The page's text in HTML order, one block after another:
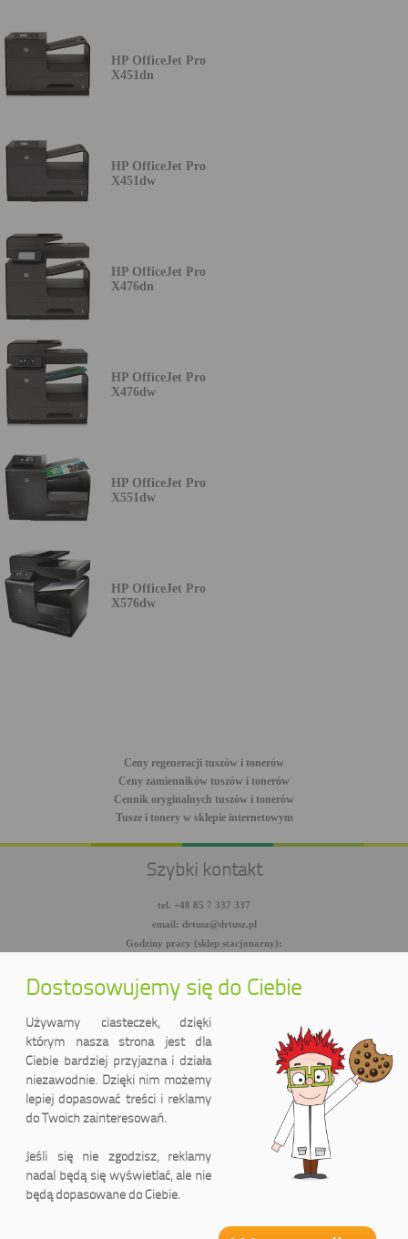
HP OfficeJet Pro
X451dn
HP OfficeJet Pro
X451dw
HP OfficeJet Pro
X476dn
HP OfficeJet Pro
X476dw
HP OfficeJet Pro
X551dw
HP OfficeJet Pro
X576dw
Ceny regeneracji tuszów i tonerów
Ceny zamienników tuszów i tonerów
Cennik oryginalnych tuszów i tonerów
Tusze i tonery w sklepie internetowym
Szybki kontakt
tel. +48 85 7 337 337
email: drtusz@drtusz.pl
Godziny pracy (sklep stacjonarny):
facebook.com/DrTusz
youtube.com/DrTusz
DrTusz Sp. z o.o.
(Pasaż handlowy LIDER)
Dostosowujemy się do Ciebie
Używamy ciasteczek, dzięki
którym nasza strona jest dla
Ciebie bardziej przyjazna i działa
niezawodnie. Dzięki nim możemy
lepiej dopasować treści i reklamy
do Twoich zainteresowań.
Jeśli się nie zgodzisz, reklamy
nadal będą się wyświetlać, ale nie
będą dopasowane do Ciebie.